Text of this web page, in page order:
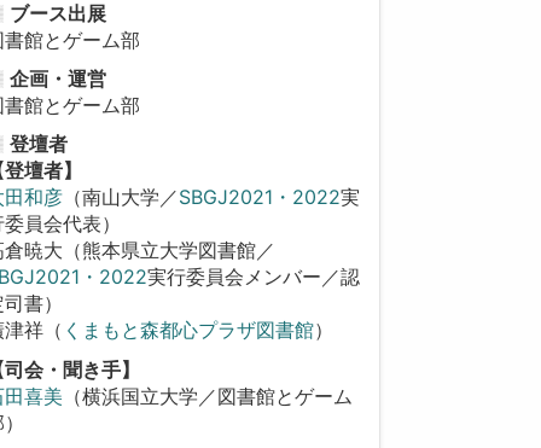
ブース出展
書館とゲーム部
企画・運営
書館とゲーム部
登壇者
壇者】
田和彦 （南山大学／SBGJ2021・2022実
員会代表）
倉暁大（熊本県立大学図書館／
・2022実行委員会メンバー／認
書）
津祥（ くまもと森都心プラザ図書館）
会・聞き手】
田喜美 （横浜国立大学／図書館とゲーム